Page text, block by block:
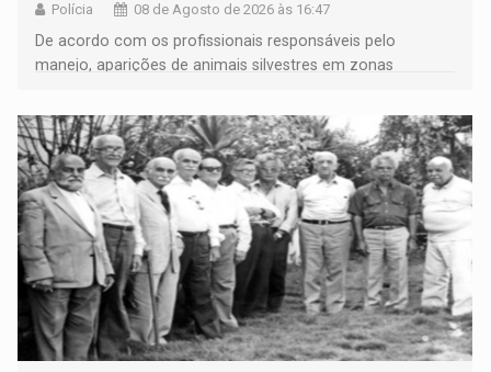
Polícia 08 de Agosto de 2026 às 16:47
De acordo com os profissionais responsáveis pelo
manejo, aparições de animais silvestres em zonas